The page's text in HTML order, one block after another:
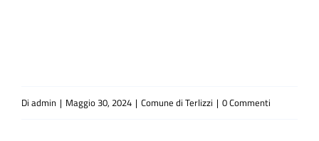
Di admin | Maggio 30, 2024 | Comune di Terlizzi | 0 Commenti